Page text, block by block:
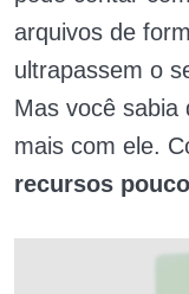
arquivos de
ultrapassem o
Mas você sabia
mais com ele.
recursos